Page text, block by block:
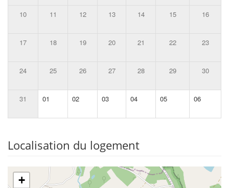
10 11 12 13 14 15 16
17 18 19 20 21 22 23
24 25 26 27 28 29 30
31 01 02 03 04 05 06
Localisation du logement
+